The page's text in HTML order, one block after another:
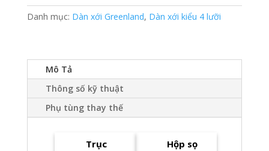
Danh mục: Dàn xới Greenland, Dàn xới kiểu 4 lưỡi
Mô Tả
Thông số kỹ thuật
Phụ tùng thay thế
Trục
Hộp sọ